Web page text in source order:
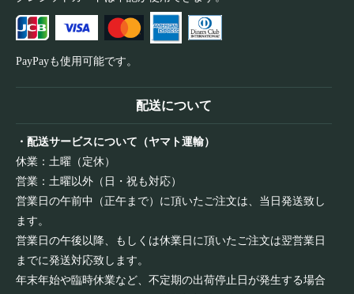
PayPayも使用可能です。
配送について
・配送サービスについて（ヤマト運輸）
休業：土曜（定休）
営業：土曜以外（日・祝も対応）
営業日の午前中（正午まで）に頂いたご注文は、当日発送致し
ます。
営業日の午後以降、もしくは休業日に頂いたご注文は翌営業日
までに発送対応致します。
年末年始や臨時休業など、不定期の出荷停止日が発生する場合